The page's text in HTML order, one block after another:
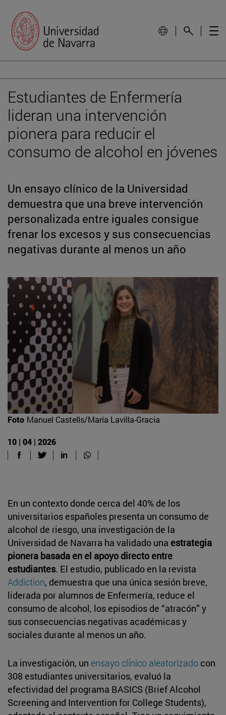
Estudiantes de Enfermería
lideran una intervención
pionera para reducir el
consumo de alcohol en jóvenes
Un ensayo clínico de la Universidad
demuestra que una breve intervención
personalizada entre iguales consigue
frenar los excesos y sus consecuencias
negativas durante al menos un año
Foto Manuel Castells/María Lavilla-Gracia
10 | 04 | 2026
En un contexto donde cerca del 40% de los
universitarios españoles presenta un consumo de
alcohol de riesgo, una investigación de la
Universidad de Navarra ha validado una estrategia
pionera basada en el apoyo directo entre
estudiantes. El estudio, publicado en la revista
Addiction, demuestra que una única sesión breve,
liderada por alumnos de Enfermería, reduce el
consumo de alcohol, los episodios de “atracón” y
sus consecuencias negativas académicas y
sociales durante al menos un año.
La investigación, un ensayo clínico aleatorizado con
308 estudiantes universitarios, evaluó la
efectividad del programa BASICS (Brief Alcohol
Screening and Intervention for College Students),